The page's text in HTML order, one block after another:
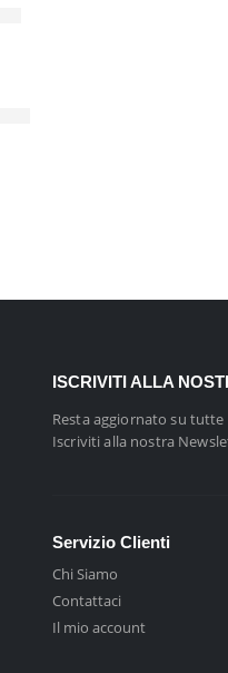
ISCRIVITI ALLA
Resta aggiornato su
Iscriviti alla nostra
Servizio Clienti
Chi Siamo
Contattaci
Il mio account